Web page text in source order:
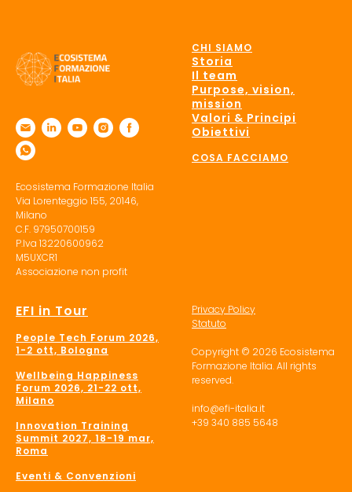
Ecosistema Formazione Italia
Via Lorenteggio 155, 20146,
Milano
C.F. 97950700159
P.Iva 13220600962
M5UXCR1
Associazione non profit
CHI SIAMO
Storia
Il team
Purpose, vision,
mission
Valori & Principi
Obiettivi
COSA FACCIAMO
EFI in Tour
People Tech Forum 2026,
1-2 ott, Bologna
Wellbeing Happiness
Forum 2026, 21-22 ott,
Milano
Innovation Training
Summit 2027, 18-19 mar,
Roma
Eventi & Convenzioni
Privacy Policy
Statuto
Copyright © 2026 Ecosistema
Formazione Italia. All rights
reserved.
info@efi-italia.it
+39 340 885 5648